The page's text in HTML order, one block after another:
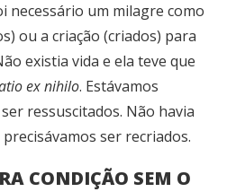
necessário um milagre como
ou a criação (criados) para
existia vida e ela teve que
ex nihilo. Estávamos
ressuscitados. Não havia
ser recriados.
CONDIÇÃO SEM O